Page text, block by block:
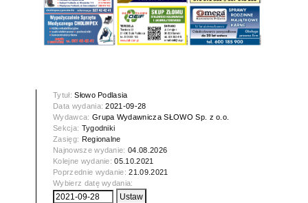
Tytuł:Słowo Podlasia
Data wydania:2021-09-28
Wydawca: Grupa Wydawnicza SŁOWO Sp. z o.o.
Sekcja: Tygodniki
Zasięg: Regionalne
Najnowsze wydanie:04.08.2026
Kolejne wydanie:05.10.2021
Poprzednie wydanie:21.09.2021
Wybierz datę wydania: